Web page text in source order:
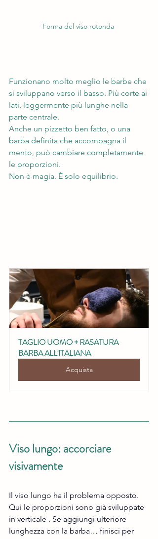
Forma del viso rotonda
Funzionano molto meglio le barbe che
si sviluppano verso il basso. Più corte ai
lati, leggermente più lunghe nella
parte centrale.
Anche un pizzetto ben fatto, o una
barba definita che accompagna il
mento, può cambiare completamente
le proporzioni.
Non è magia. È solo equilibrio.
TAGLIO UOMO + RASATURA
BARBA ALL'ITALIANA
Acquista
Viso lungo: accorciare
visivamente
Il viso lungo ha il problema opposto.
Qui le proporzioni sono già sviluppate
in verticale . Se aggiungi ulteriore
lunghezza con la barba… finisci per